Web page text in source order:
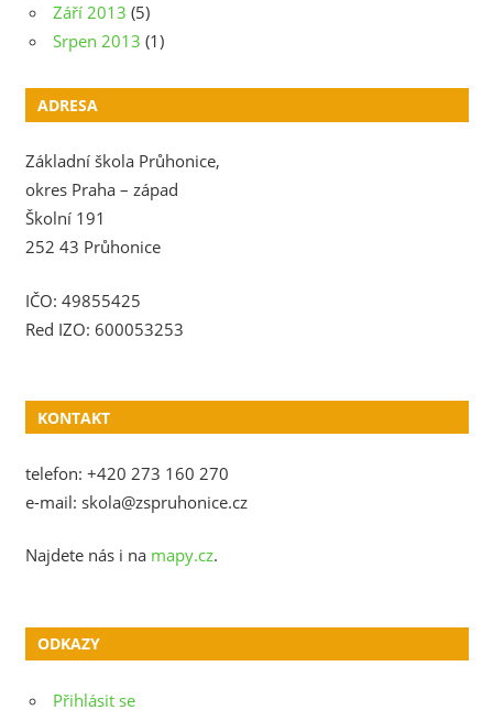
Září 2013 (5)
Srpen 2013 (1)
ADRESA
Základní škola Průhonice,
okres Praha – západ
Školní 191
252 43 Průhonice
IČO: 49855425
Red IZO: 600053253
KONTAKT
telefon: +420 273 160 270
e-mail: skola@zspruhonice.cz
Najdete nás i na mapy.cz.
ODKAZY
Přihlásit se